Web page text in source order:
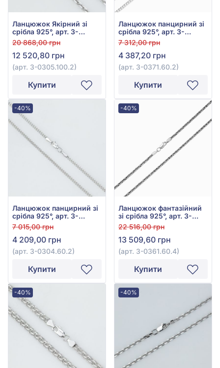
Ланцюжок Якірний зі
срібла 925°, арт. 3-
0305.100.2
20 868,00 грн
12 520,80 грн
(арт. 3-0305.100.2)
Купити
Ланцюжок панцирний зі
срібла 925°, арт. 3-
0371.60.2
7 312,00 грн
4 387,20 грн
(арт. 3-0371.60.2)
Купити
-40%
Ланцюжок панцирний зі
срібла 925°, арт. 3-
0304.60.2
7 015,00 грн
4 209,00 грн
(арт. 3-0304.60.2)
Купити
-40%
Ланцюжок фантазійний
зі срібла 925°, арт. 3-
0361.60.4
22 516,00 грн
13 509,60 грн
(арт. 3-0361.60.4)
Купити
-40% -40%